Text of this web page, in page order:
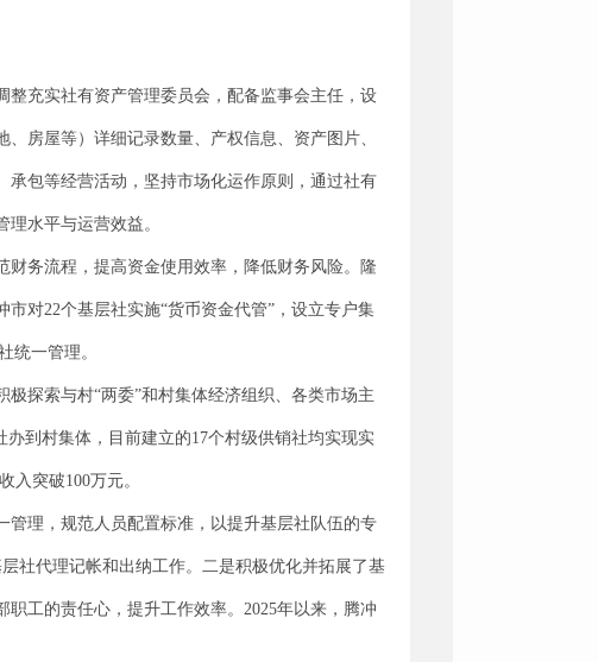
整充实社有资产管理委员会，配备监事会主任，设
房屋等）详细记录数量、产权信息、资产图片、
包等经营活动，坚持市场化运作原则，通过社有
水平与运营效益。
财务流程，提高资金使用效率，降低财务风险。隆
对22个基层社实施“货币资金代管”，设立专户集
统一管理。
探索与村“两委”和村集体经济组织、各类市场主
到村集体，目前建立的17个村级供销社均实现实
入突破100万元。
管理，规范人员配置标准，以提升基层社队伍的专
社代理记帐和出纳工作。二是积极优化并拓展了基
工的责任心，提升工作效率。2025年以来，腾冲